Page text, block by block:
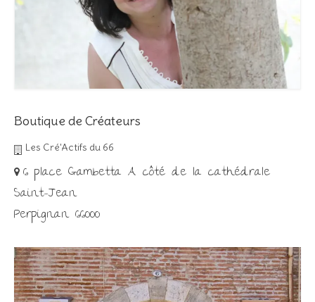
Boutique de Créateurs
Les Cré'Actifs du 66
6 place Gambetta A côté de la cathédrale
Saint-Jean
Perpignan 66000